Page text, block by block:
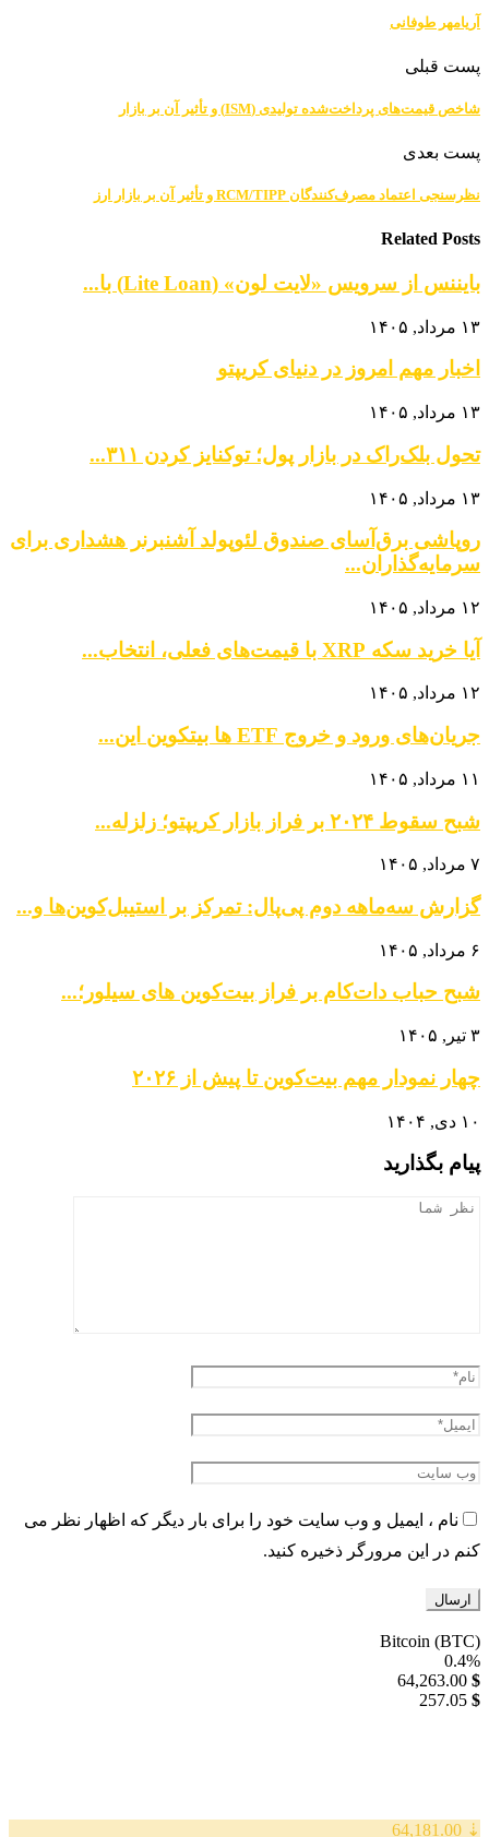
آریامهر طوفانی
پست قبلی
شاخص قیمت‌های پرداخت‌شده تولیدی (ISM) و تأثیر آن بر بازار
پست بعدی
نظرسنجی اعتماد مصرف‌کنندگان RCM/TIPP و تأثیر آن بر بازار ارز
Related Posts
بایننس از سرویس «لایت لون» (Lite Loan) با...
۱۳ مرداد, ۱۴۰۵
اخبار مهم امروز در دنیای کریپتو
۱۳ مرداد, ۱۴۰۵
تحول بلک‌راک در بازار پول؛ توکنایز کردن ۳۱۱...
۱۳ مرداد, ۱۴۰۵
روپاشی برق‌آسای صندوق لئوپولد آشنبرنر هشداری برای
سرمایه‌گذاران...
۱۲ مرداد, ۱۴۰۵
آیا خرید سکه XRP با قیمت‌های فعلی، انتخاب...
۱۲ مرداد, ۱۴۰۵
جریان‌های ورود و خروج ETF ها بیتکوین این...
۱۱ مرداد, ۱۴۰۵
شبح سقوط ۲۰۲۴ بر فراز بازار کریپتو؛ زلزله...
۷ مرداد, ۱۴۰۵
گزارش سه‌ماهه دوم پی‌پال: تمرکز بر استیبل‌کوین‌ها و...
۶ مرداد, ۱۴۰۵
شبح حباب دات‌کام بر فراز بیت‌کوین‌ های سیلور؛...
۳ تیر, ۱۴۰۵
چهار نمودار مهم بیت‌کوین تا پیش از ۲۰۲۶
۱۰ دی, ۱۴۰۴
پیام بگذارید
نام ، ایمیل و وب سایت خود را برای بار دیگر که اظهار نظر می
کنم در این مرورگر ذخیره کنید.
Bitcoin (BTC)
0.4%
$
64,263.00
$
257.05
⇣ 64,181.00